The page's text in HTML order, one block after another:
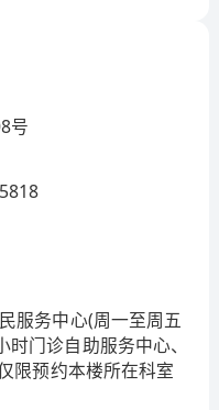
临床综合实力逐年提
的整形外科医学中心
；口腔颌面外科达到
周病科、口腔黏膜病
童口腔科、口腔预防
类牙科诊疗达到国内
关节外科和脊柱外科
科、眼肿瘤治疗达到
亚专业领域的国内排
殖中心是全国辅助生
最高的辅助生殖中
腺剜除治疗、周围血
治、病理性肥胖手术
于本市领先水平。
号
服务中心(周一至周五
门诊自助服务中心、
限预约本楼所在科室